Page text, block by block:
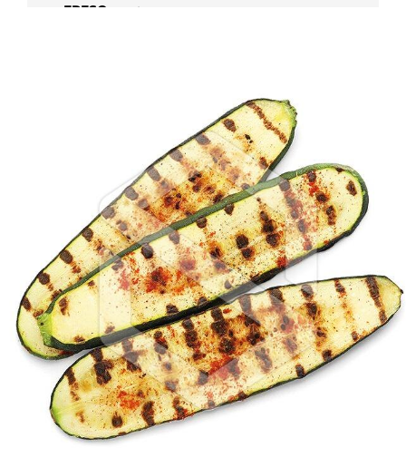
FRESC